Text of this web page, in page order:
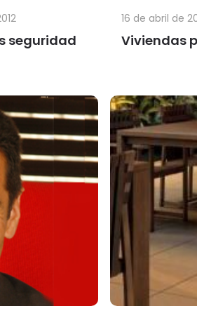
seguridad Viviendas
16 de abril de